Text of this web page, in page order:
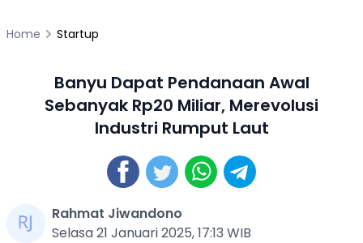
Home Startup
Banyu Dapat Pendanaan Awal
Sebanyak Rp20 Miliar, Merevolusi
Industri Rumput Laut
Rahmat Jiwandono
Selasa 21 Januari 2025, 17:13 WIB